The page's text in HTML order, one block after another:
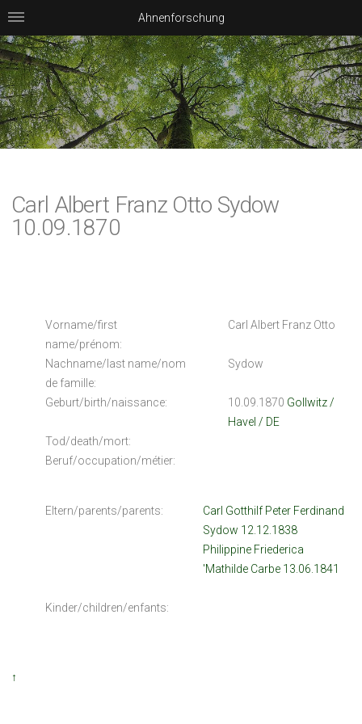
Carl Albert Franz Otto Sydow
10.09.1870
Vorname/first
name/prénom:
Carl Albert Franz Otto
Nachname/last name/nom
de famille:
Sydow
Geburt/birth/naissance: 10.09.1870 Gollwitz /
Havel / DE
Tod/death/mort:
Beruf/occupation/métier:
Eltern/parents/parents:
Carl Gotthilf Peter Ferdinand
Sydow 12.12.1838
Philippine Friederica
'Mathilde Carbe 13.06.1841
Kinder/children/enfants:
↑
Ahnenforschung